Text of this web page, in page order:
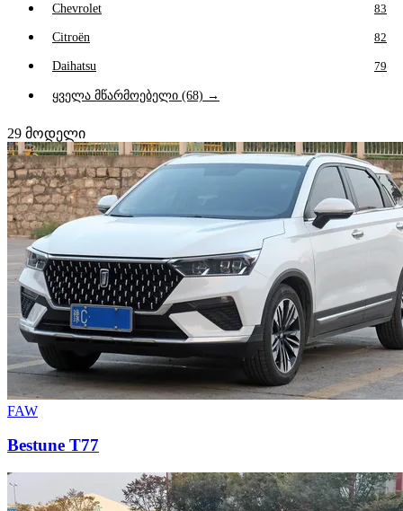
Chevrolet 83
Citroën 82
Daihatsu 79
ყველა მწარმოებელი (68) →
29 მოდელი
FAW
Bestune T77